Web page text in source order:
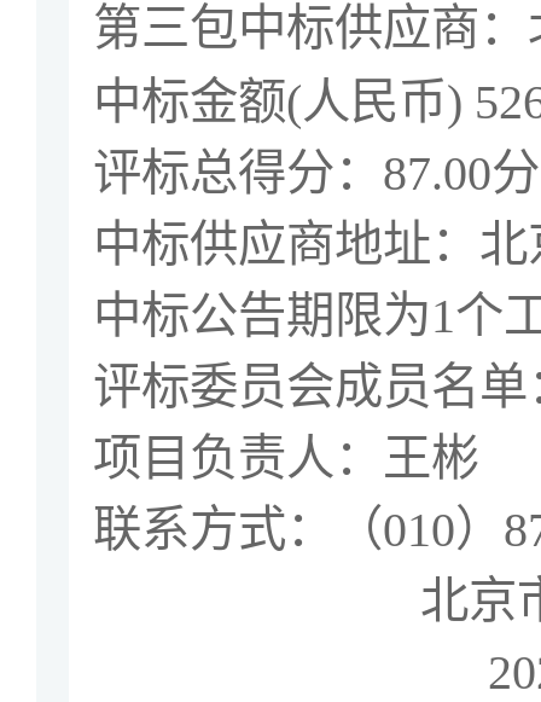
第三包中标供应商
中标金额(人民币)
评标总得分： 87.00
中标供应商地址：
中标公告期限为1个
评标委员会成员名
项目负责人：王彬
联系方式：（010）
北京